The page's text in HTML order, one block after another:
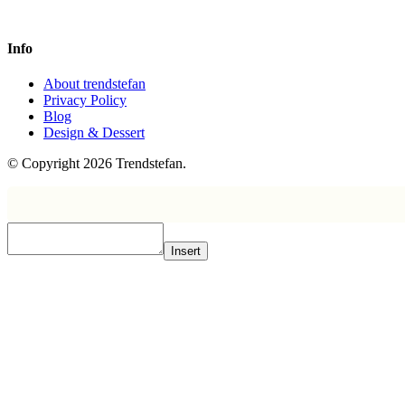
Info
About trendstefan
Privacy Policy
Blog
Design & Dessert
© Copyright 2026 Trendstefan.
Insert